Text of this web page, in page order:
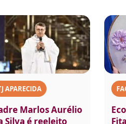
APARECIDA
Marlos Aurélio
Silva é reeleito